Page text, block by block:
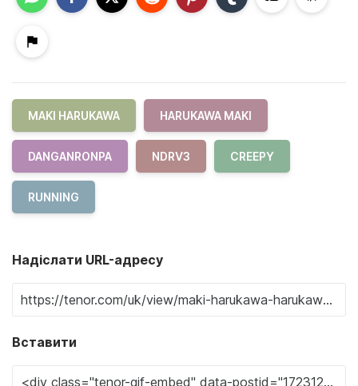
MAKI HARUKAWA HARUKAWA MAKI
DANGANRONPA NDRV3 CREEPY
RUNNING
Надіслати URL-адресу
Вставити